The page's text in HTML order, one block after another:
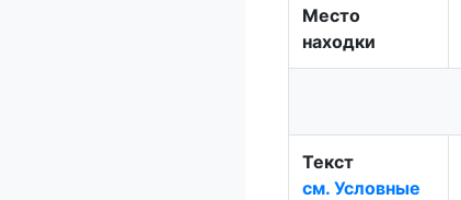
Место
находки
Текст
см. Условные